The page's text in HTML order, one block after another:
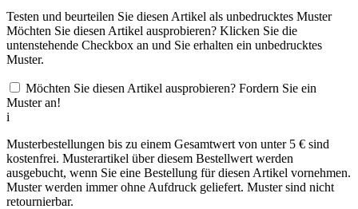
Testen und beurteilen Sie diesen Artikel als unbedrucktes Muster
Möchten Sie diesen Artikel ausprobieren? Klicken Sie die
untenstehende Checkbox an und Sie erhalten ein unbedrucktes
Muster.
Möchten Sie diesen Artikel ausprobieren? Fordern Sie ein
Muster an!
i
Musterbestellungen bis zu einem Gesamtwert von unter 5 € sind
kostenfrei. Musterartikel über diesem Bestellwert werden
ausgebucht, wenn Sie eine Bestellung für diesen Artikel vornehmen.
Muster werden immer ohne Aufdruck geliefert. Muster sind nicht
retournierbar.